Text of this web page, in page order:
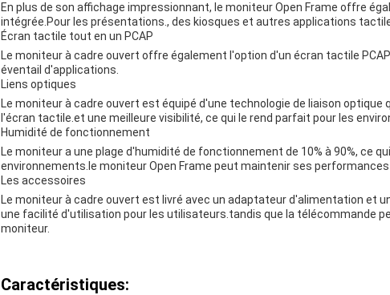
En plus de son affichage impressionnant, le moniteur Open Frame offre
intégrée.Pour les présentations., des kiosques et autres applications
Écran tactile tout en un PCAP
Le moniteur à cadre ouvert offre également l'option d'un écran tactile
éventail d'applications.
Liens optiques
Le moniteur à cadre ouvert est équipé d'une technologie de liaison optique
l'écran tactile.et une meilleure visibilité, ce qui le rend parfait pour les
Humidité de fonctionnement
Le moniteur a une plage d'humidité de fonctionnement de 10% à 90%, ce
environnements.le moniteur Open Frame peut maintenir ses
Les accessoires
Le moniteur à cadre ouvert est livré avec un adaptateur d'alimentation et
une facilité d'utilisation pour les utilisateurs.tandis que la télécommande
moniteur.
Caractéristiques: